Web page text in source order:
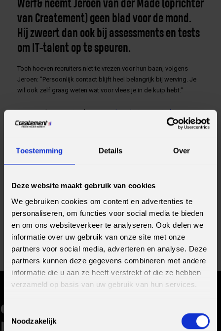
Toestemming Details Over
Deze website maakt gebruik van cookies
We gebruiken cookies om content en advertenties te
personaliseren, om functies voor social media te bieden
en om ons websiteverkeer te analyseren. Ook delen we
informatie over uw gebruik van onze site met onze
partners voor social media, adverteren en analyse. Deze
partners kunnen deze gegevens combineren met andere
informatie die u aan ze heeft verstrekt of die ze hebben
verzameld op basis van uw gebruik van hun services.
Noodzakelijk
Werf& neemt Jeroen van der Made (oprichter
van Createment) geen blad voor de mond.
Hij zweert dan ook bij assessments en tests
om IT-talent op te speuren.
Toch hoeven recruiters niet te vrezen voor hun baan, volgens
Jeroen: "Persoonlijk contact blijft heel belangrijk bij werving. Je
wil ook zelf graag weten wat voor vlees je in de kuip hebt."
Het complete interview lees je opde website van Werf&.
GERELATEERDE
BLOGS